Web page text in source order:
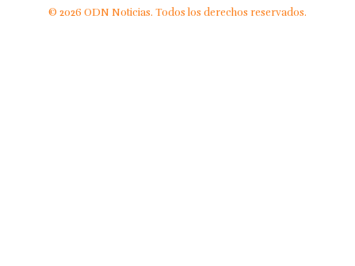
© 2026 ODN Noticias. Todos los derechos reservados.